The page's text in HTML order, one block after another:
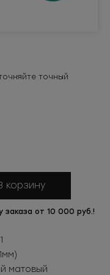
точный
корзину
от 10 000 руб.!
матовый